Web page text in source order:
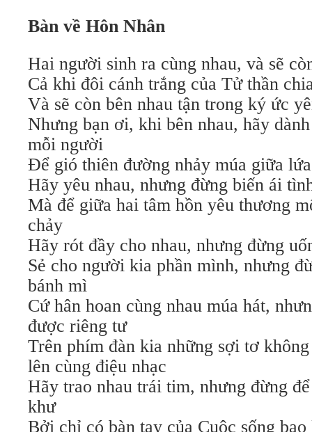
Bàn về Hôn Nhân
Hai người sinh ra cùng nhau, và sẽ
Cả khi đôi cánh trắng của Tử thần
Và sẽ còn bên nhau tận trong ký ức
Nhưng bạn ơi, khi bên nhau, hãy
mỗi người
Để gió thiên đường nhảy múa giữa
Hãy yêu nhau, nhưng đừng biến ái
Mà để giữa hai tâm hồn yêu thương
chảy
Hãy rót đầy cho nhau, nhưng đừng
Sẻ cho người kia phần mình, nhưng
bánh mì
Cứ hân hoan cùng nhau múa hát,
được riêng tư
Trên phím đàn kia những sợi tơ
lên cùng điệu nhạc
Hãy trao nhau trái tim, nhưng đừng
khư
Bởi chỉ có bàn tay của Cuộc sống